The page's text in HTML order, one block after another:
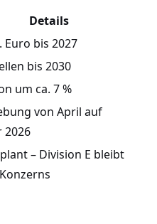
Details
Euro bis 2027
bis 2030
um ca. 7 %
von April auf
2026
– Division E bleibt